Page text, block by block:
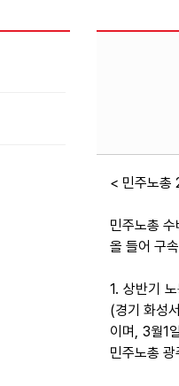
< 민주노총
민주노총
올 들어 구
1. 상반기
(경기 화성
이며, 3월1
민주노총